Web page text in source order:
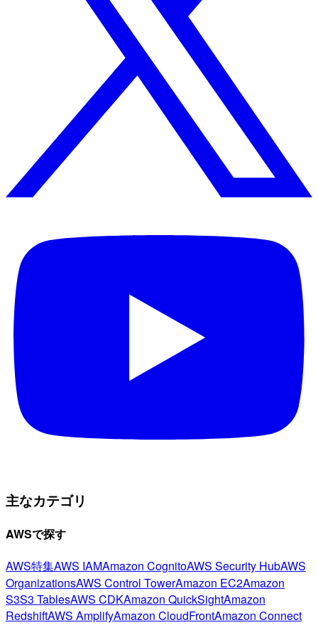
主なカテゴリ
AWSで探す
AWS特集AWS IAMAmazon CognitoAWS Security HubAWS
OrganizationsAWS Control TowerAmazon EC2Amazon
S3S3 TablesAWS CDKAmazon QuickSightAmazon
RedshiftAWS AmplifyAmazon CloudFrontAmazon Connect